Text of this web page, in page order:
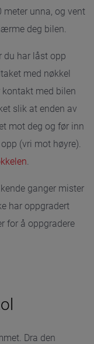
meter unna, og vent
deg bilen.
du har låst opp
med nøkkel
med bilen
slik at enden av
mot deg og før inn
(vri mot høyre).
.
ganger mister
har oppgradert
for å oppgradere
Dra den